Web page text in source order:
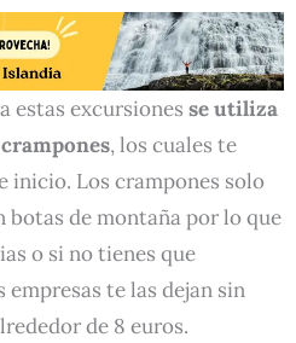
estas excursiones se utiliza
, los cuales te
inicio. Los crampones solo
botas de montaña por lo que
o si no tienes que
te las dejan sin
de 8 euros.